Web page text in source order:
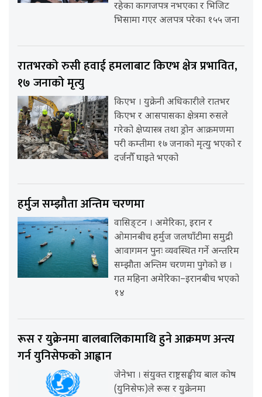
रहेका कागजपत्र नभएका र भिजिट
भिसामा गएर अलपत्र परेका १५५ जना
रातभरको रुसी हवाई हमलाबाट किएभ क्षेत्र प्रभावित,
१७ जनाको मृत्यु
किएभ । युक्रेनी अधिकारीले रातभर
किएभ र आसपासका क्षेत्रमा रुसले
गरेको क्षेप्यास्त्र तथा ड्रोन आक्रमणमा
परी कम्तीमा १७ जनाको मृत्यु भएको र
दर्जनौँ घाइते भएको
हर्मुज सम्झौता अन्तिम चरणमा
वासिङ्टन । अमेरिका, इरान र
ओमानबीच हर्मुज जलघाँटीमा समुद्री
आवागमन पुनः व्यवस्थित गर्ने अन्तरिम
सम्झौता अन्तिम चरणमा पुगेको छ ।
गत महिना अमेरिका–इरानबीच भएको
१४
रूस र युक्रेनमा बालबालिकामाथि हुने आक्रमण अन्त्य
गर्न युनिसेफको आह्वान
जेनेभा । संयुक्त राष्ट्रसङ्घीय बाल कोष
(युनिसेफ)ले रूस र युक्रेनमा